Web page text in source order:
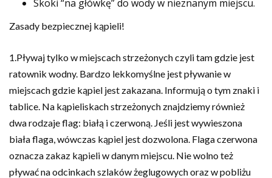
Skoki “na główkę” do wody w nieznanym miejscu.
Zasady bezpiecznej kąpieli!
1.Pływaj tylko w miejscach strzeżonych czyli tam gdzie jest
ratownik wodny. Bardzo lekkomyślne jest pływanie w
miejscach gdzie kąpiel jest zakazana. Informują o tym znaki i
tablice. Na kąpieliskach strzeżonych znajdziemy również
dwa rodzaje flag: białą i czerwoną. Jeśli jest wywieszona
biała flaga, wówczas kąpiel jest dozwolona. Flaga czerwona
oznacza zakaz kąpieli w danym miejscu. Nie wolno też
pływać na odcinkach szlaków żeglugowych oraz w pobliżu